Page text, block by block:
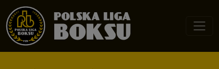
Przejdź do treści